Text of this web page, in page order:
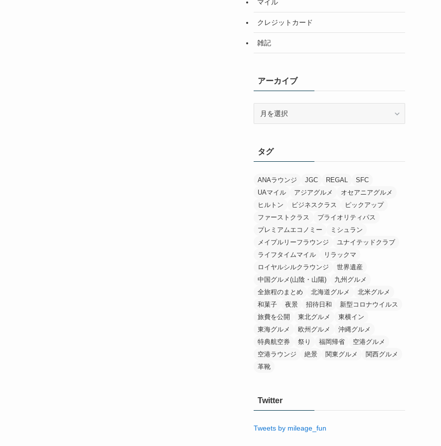
マイル
クレジットカード
雑記
アーカイブ
ブタグ
ANAラウンジ JGC REGAL
SFC
UAマイル
アジアグルメ
オセアニアグルメ
ヒルトン
ビジネスクラス
ピックアップ
ファーストクラス
プライオリティパス
プレミアムエコノミー
ミシュラン
メイプルリーフラウンジ
ユナイテッドクラブ
ライフタイムマイル
リラックマ
ロイヤルシルクラウンジ
世界遺産
中国グルメ(山陰・山陽)
九州グルメ
全旅程のまとめ
北海道グルメ
北米グルメ
和菓子
夜景 招待日和
新型コロナウイルス
旅費を公開
東北グルメ
東横イン
東海グルメ
欧州グルメ
沖縄グルメ
特典航空券
祭り 福岡帰省
空港グルメ
空港ラウンジ
絶景 関東グルメ
関西グルメ
革靴
Twitter
Tweets by mileage_fun